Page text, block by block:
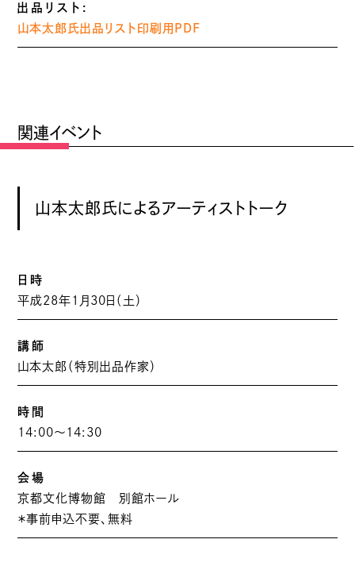
出品リスト:
山本太郎氏出品リスト印刷用PDF
関連イベント
山本太郎氏によるアーティストトーク
日時
平成28年1月30日（土）
講師
山本太郎（特別出品作家）
時間
14:00〜14:30
会場
京都文化博物館 別館ホール
＊事前申込不要、無料